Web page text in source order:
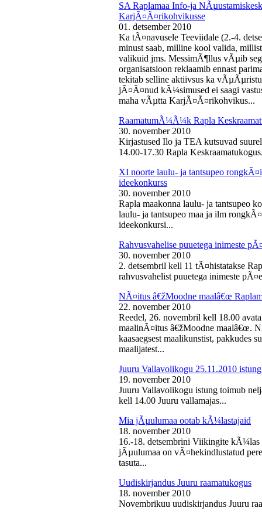
SA Raplamaa Info-ja
KarjÃ¤Ã¤rikohvikusse
01. detsember 2010
Ka tÃ¤navusele Teeviidale (2.-4.
minust saab, milline kool valida,
valikuid jms. MessimÃ¶llus vÃµib
organisatsioon reklaamib ennast
tekitab selline aktiivsus ka
jÃ¤Ã¤nud kÃ¼simused ei saagi
maha vÃµtta KarjÃ¤Ã¤rikohvikus...
RaamatumÃ¼Ã¼k Rapla
30. november 2010
Kirjastused Ilo ja TEA kutsuvad
14.00-17.30 Rapla
XI noorte laulu- ja tantsupeo
ideekonkurss
30. november 2010
Rapla maakonna laulu- ja tantsupeo
laulu- ja tantsupeo maa ja ilm
ideekonkursi...
Rahvusvahelise puuetega inimeste
30. november 2010
2. detsembril kell 11 tÃ¤histatakse
rahvusvahelist puuetega inimeste
NÃ¤itus â€žMoodne maalâ€œ
22. november 2010
Reedel, 26. novembril kell 18.00
maalinÃ¤itus â€žMoodne maalâ€œ.
kaasaegsest maalikunstist, pakkudes
maalijatest...
Juuru Vallavolikogu 25.11.2010 istung
19. november 2010
Juuru Vallavolikogu istung toimub
kell 14.00 Juuru vallamajas...
Mia jÃµulumaa ootab kÃ¼lastajaid
18. november 2010
16.-18. detsembrini Viikingite
jÃµulumaa on vÃ¤hekindlustatud
tasuta...
Uudiskirjandus Juuru raamatukogus
18. november 2010
Novembrikuu uudiskirjandus Juuru